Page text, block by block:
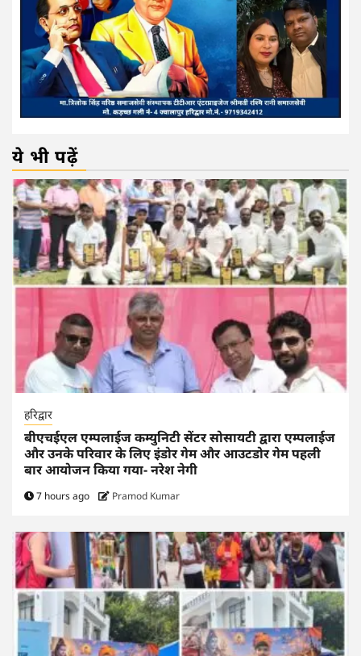
ये भी पढ़ें
हरिद्वार
बीएचईएल एम्पलाईज कम्युनिटी सेंटर सोसायटी द्वारा एम्पलाईज
और उनके परिवार के लिए इंडोर गेम और आउटडोर गेम पहली
बार आयोजन किया गया- नरेश नेगी
7 hours ago Pramod Kumar